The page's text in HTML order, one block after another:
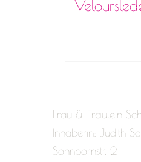
Frau & Fräulein
Inhaberin: Judith
Sonnbornstr. 2